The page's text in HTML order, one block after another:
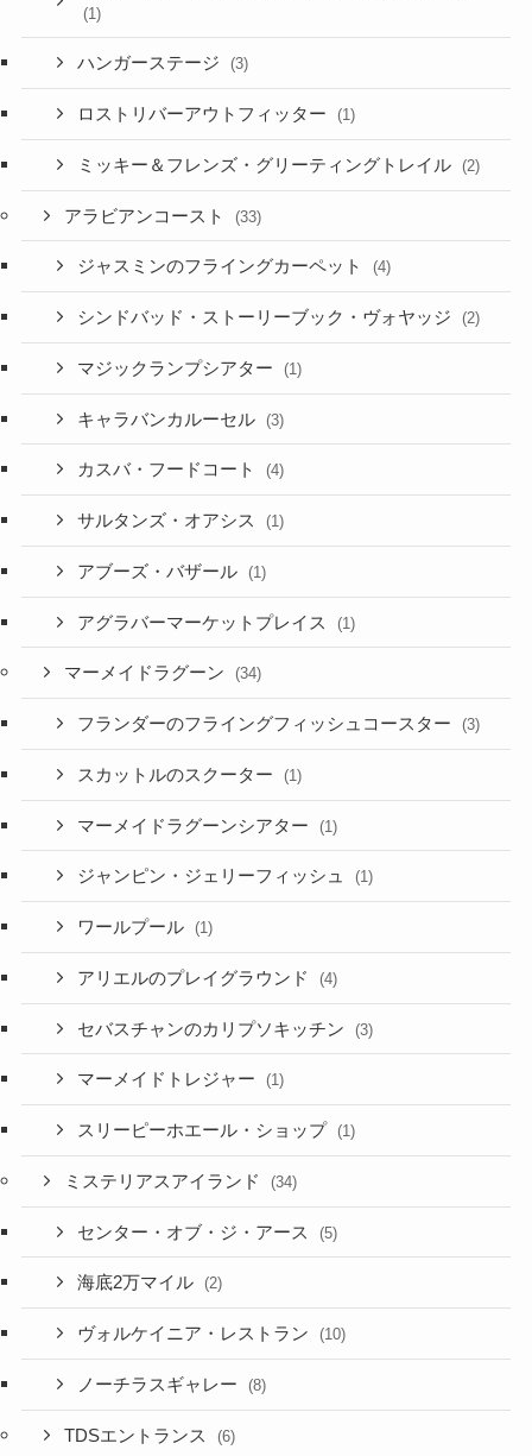
(1)
ハンガーステージ (3)
ロストリバーアウトフィッター (1)
ミッキー＆フレンズ・グリーティングトレイル (2)
アラビアンコースト (33)
ジャスミンのフライングカーペット (4)
シンドバッド・ストーリーブック・ヴォヤッジ (2)
マジックランプシアター (1)
キャラバンカルーセル (3)
カスバ・フードコート (4)
サルタンズ・オアシス (1)
アブーズ・バザール (1)
アグラバーマーケットプレイス (1)
マーメイドラグーン (34)
フランダーのフライングフィッシュコースター (3)
スカットルのスクーター (1)
マーメイドラグーンシアター (1)
ジャンピン・ジェリーフィッシュ (1)
ワールプール (1)
アリエルのプレイグラウンド (4)
セバスチャンのカリプソキッチン (3)
マーメイドトレジャー (1)
スリーピーホエール・ショップ (1)
ミステリアスアイランド (34)
センター・オブ・ジ・アース (5)
海底2万マイル (2)
ヴォルケイニア・レストラン (10)
ノーチラスギャレー (8)
TDSエントランス (6)